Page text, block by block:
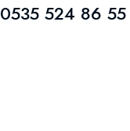
0535 524 86 55